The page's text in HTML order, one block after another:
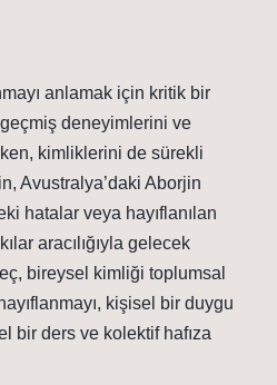
anlamak için kritik bir
deneyimlerini ve
kimliklerini de sürekli
Avustralya’daki Aborjin
hatalar veya hayıflanılan
aracılığıyla gelecek
bireysel kimliği toplumsal
kişisel bir duygu
bir ders ve kolektif hafıza